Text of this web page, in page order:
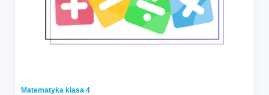
Matematyka klasa 4